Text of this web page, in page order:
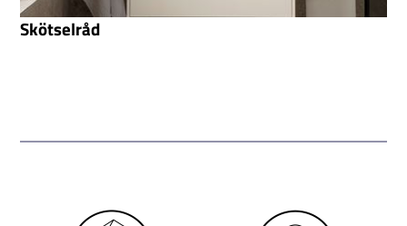
Skötselråd